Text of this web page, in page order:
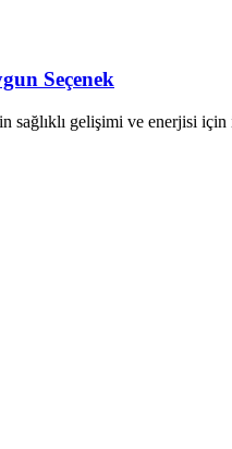
Seçenek
gelişimi ve enerjisi için